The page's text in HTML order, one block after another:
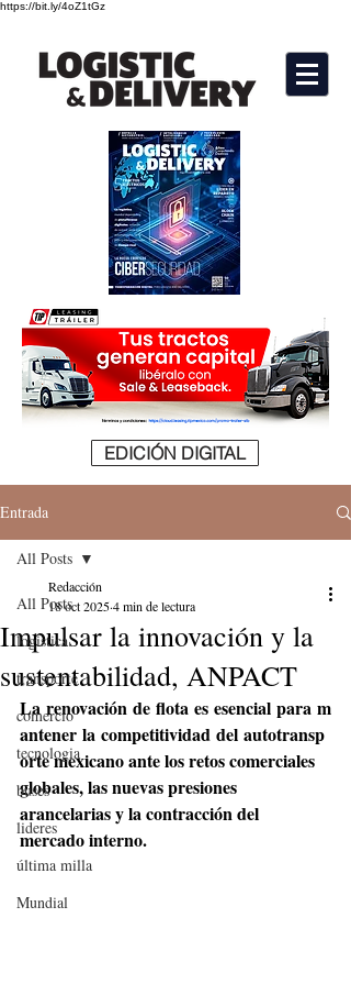
https://bit.ly/4oZ1tGz
EDICIÓN DIGITAL
Entrada
All Posts
logistica
transporte
comercio
tecnologia
buses
lideres
última milla
Mundial
All Posts
Impulsar la innovación y la
sustentabilidad, ANPACT
Redacción
18 oct 20254 min de lectura
La renovación de flota es esencial para m
antener la competitividad del autotransp
orte mexicano ante los retos comerciales
globales, las nuevas presiones
arancelarias y la contracción del
mercado interno.